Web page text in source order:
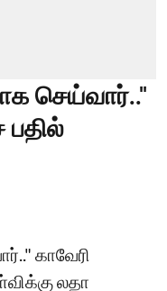
செய்வார்.."
பதில்
காவேரி
லதா